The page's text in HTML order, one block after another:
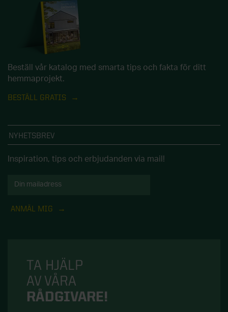
Beställ vår katalog med smarta tips och fakta för ditt
hemmaprojekt.
BESTÄLL GRATIS
NYHETSBREV
Inspiration, tips och erbjudanden via mail!
ANMÄL MIG
TA HJÄLP
AV VÅRA
RÅDGIVARE!